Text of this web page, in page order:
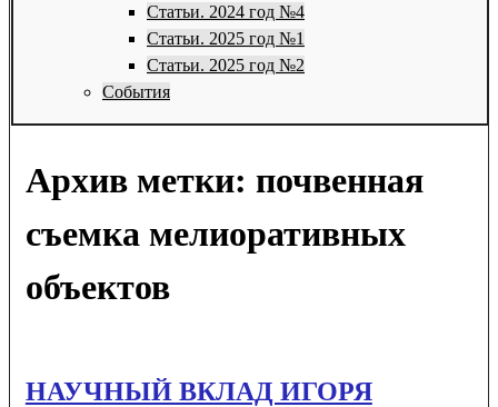
Статьи. 2024 год №4
Статьи. 2025 год №1
Статьи. 2025 год №2
События
Архив метки: почвенная
съемка мелиоративных
объектов
НАУЧНЫЙ ВКЛАД ИГОРЯ